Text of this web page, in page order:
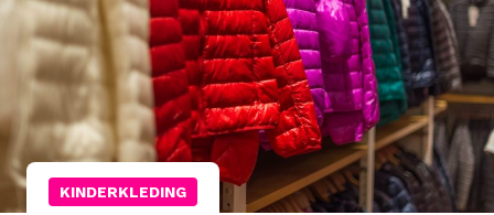
KINDERKLEDING